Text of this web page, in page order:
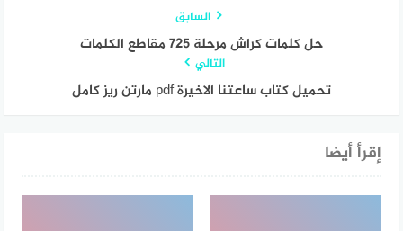
السابق
حل كلمات كراش مرحلة 725 مقاطع الكلمات
التالي
تحميل كتاب ساعتنا الاخيرة pdf مارتن ريز كامل
إقرأ أيضا